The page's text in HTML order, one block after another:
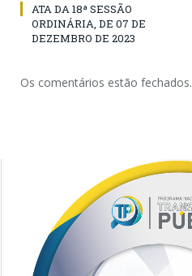
ATA DA 18ª SESSÃO
ORDINÁRIA, DE 07 DE
DEZEMBRO DE 2023
Os comentários estão fechados.